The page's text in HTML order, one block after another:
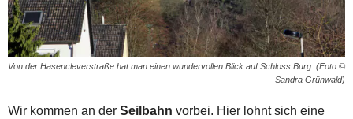
Von der Hasencleverstraße hat man einen wundervollen Blick auf Schloss Burg. (Foto ©
Sandra Grünwald)
Wir kommen an der Seilbahn vorbei. Hier lohnt sich eine